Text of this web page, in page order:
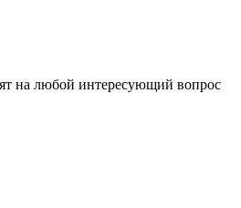
на любой интересующий вопрос